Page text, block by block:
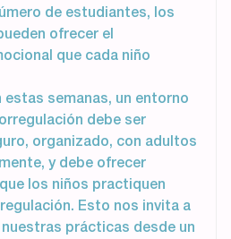
de estudiantes, los
ofrecer el
que cada niño
estas semanas, un entorno
debe ser
organizado, con adultos
y debe ofrecer
los niños practiquen
Esto nos invita a
prácticas desde un